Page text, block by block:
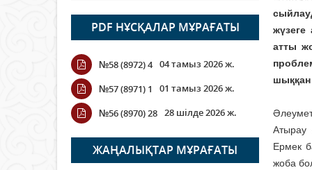
Open Air: Қызылорда
облысы полиция
департаменті 20 мыңнан
астам көрерменнің
қауіпсіздігін қамтамасыз етті
ҚАЛАЙ ӨТЕДІ?
06 тамыз 2026 ж. 253
PDF НҰСҚАЛАР МҰРАҒАТЫ
№58 (8972) 4 04 тамыз 2026 ж.
№57 (8971) 1
01 тамыз 2026 ж.
№56 (8970) 28 28 шілде 2026 ж.
ЖАҢАЛЫҚТАР МҰРАҒАТЫ
жүзеге
атты
шыққан
Атырау
Ермек
жоба